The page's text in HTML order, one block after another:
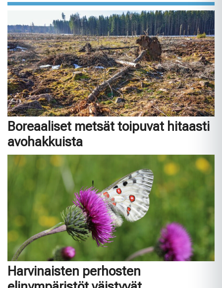
Boreaaliset metsät toipuvat hitaasti
avohakkuista
Harvinaisten perhosten